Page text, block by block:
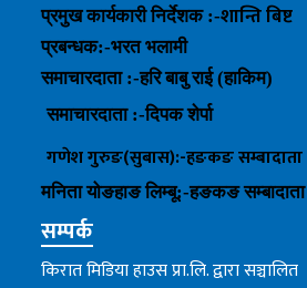
प्रमुख कार्यकारी निर्देशक :-शान्ति बिष्ट
प्रबन्धक:-भरत भलामी
समाचारदाता :-हरि बाबु राई (हाकिम)
समाचारदाता :-दिपक शेर्पा
गणेश गुरुङ(सुबास):-हङकङसम्बादाता
मनिता योङहाङलिम्बू:-हङकङ सम्बादाता
सम्पर्क
किरात मिडिया हाउस प्रा.लि. द्वारा सञ्चालित